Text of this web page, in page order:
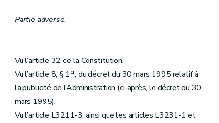
Partie adverse,
Vu l’article 32 de la Constitution,
Vu l’article 8, § 1er, du décret du 30 mars 1995 relatif à
la publicité de l’Administration (ci-après, le décret du 30
mars 1995),
Vu l’article L3211-3, ainsi que les articles L3231-1 et